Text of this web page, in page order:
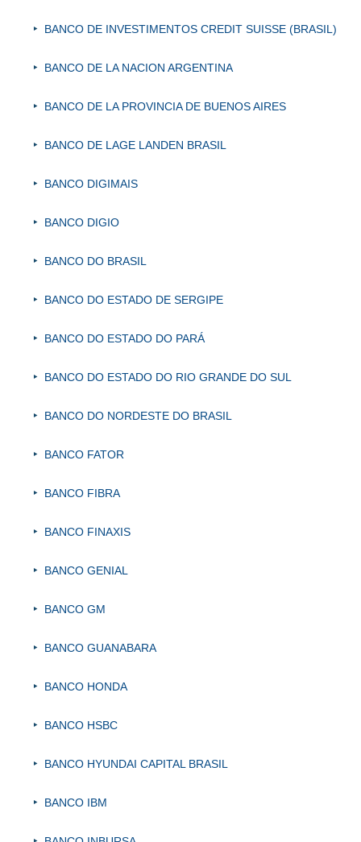
BANCO DE INVESTIMENTOS CREDIT SUISSE (BRASIL)
BANCO DE LA NACION ARGENTINA
BANCO DE LA PROVINCIA DE BUENOS AIRES
BANCO DE LAGE LANDEN BRASIL
BANCO DIGIMAIS
BANCO DIGIO
BANCO DO BRASIL
BANCO DO ESTADO DE SERGIPE
BANCO DO ESTADO DO PARÁ
BANCO DO ESTADO DO RIO GRANDE DO SUL
BANCO DO NORDESTE DO BRASIL
BANCO FATOR
BANCO FIBRA
BANCO FINAXIS
BANCO GENIAL
BANCO GM
BANCO GUANABARA
BANCO HONDA
BANCO HSBC
BANCO HYUNDAI CAPITAL BRASIL
BANCO IBM